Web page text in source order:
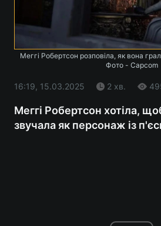
Меггі Робертсон розповіла, як вона
Фото - Capcom
16:19, 15.03.2025 2 хв.
Меггі Робертсон хотіла,
звучала як персонаж із